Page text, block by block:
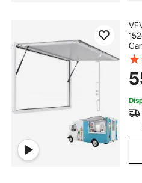
di